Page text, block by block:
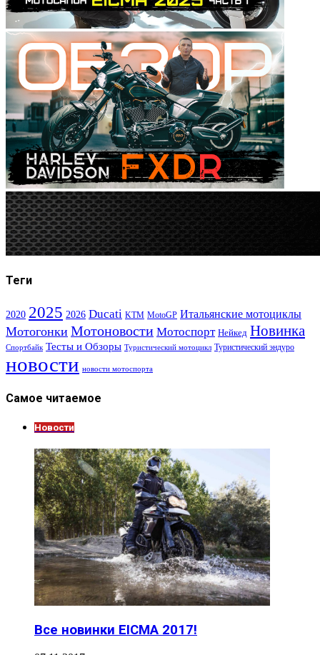
Теги
2020 2025 2026 Ducati KTM MotoGP Итальянские мотоциклы
Мотогонки Мотоновости Мотоспорт Нейкед Новинка
Спортбайк Тесты и Обзоры Туристический мотоцикл Туристический эндуро
новости новости мотоспорта
Самое читаемое
Новости
Все новинки EICMA 2017!